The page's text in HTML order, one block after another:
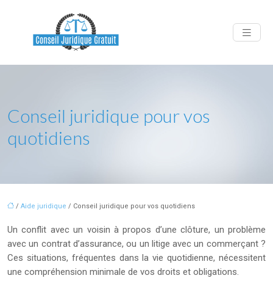
Conseil juridique pour vos
quotidiens
/ Aide juridique / Conseil juridique pour vos quotidiens
Un conflit avec un voisin à propos d’une clôture, un problème
avec un contrat d’assurance, ou un litige avec un commerçant ?
Ces situations, fréquentes dans la vie quotidienne, nécessitent
une compréhension minimale de vos droits et obligations.